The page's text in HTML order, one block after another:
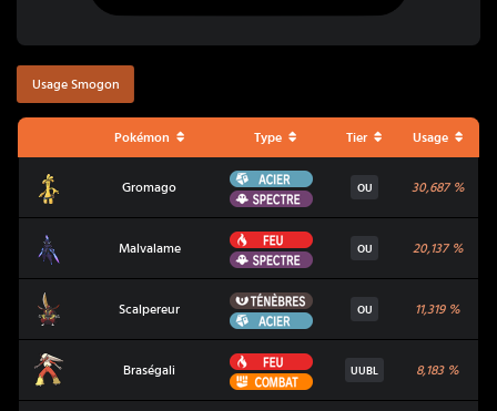
Usage Smogon
Pokémon Type Tier Usage
Gromago
Acier
Spectre
OU 30,687%
Malvalame
Feu
Spectre
OU 20,137%
Scalpereur
Ténèbres
Acier
OU 11,319%
Braségali
Feu
Combat
UUBL 8,183%